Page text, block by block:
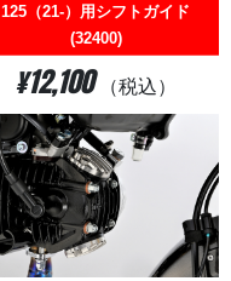
125（21-）用シフトガイド
(32400)
¥12,100 （税込）